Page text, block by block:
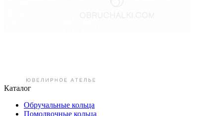
Каталог
Обручальные кольца
Помолвочные кольца